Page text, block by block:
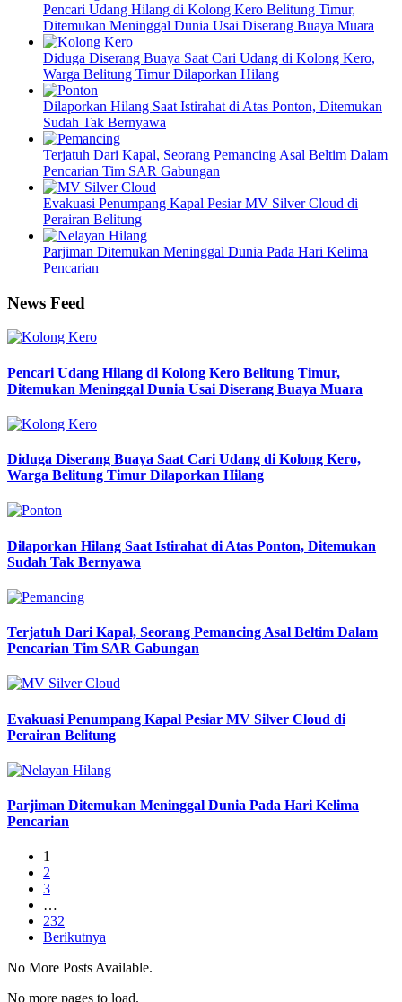
Pencari Udang Hilang di Kolong Kero Belitung Timur,
Ditemukan Meninggal Dunia Usai Diserang Buaya Muara
Diduga Diserang Buaya Saat Cari Udang di Kolong Kero,
Warga Belitung Timur Dilaporkan Hilang
Dilaporkan Hilang Saat Istirahat di Atas Ponton, Ditemukan
Sudah Tak Bernyawa
Terjatuh Dari Kapal, Seorang Pemancing Asal Beltim Dalam
Pencarian Tim SAR Gabungan
Evakuasi Penumpang Kapal Pesiar MV Silver Cloud di
Perairan Belitung
Parjiman Ditemukan Meninggal Dunia Pada Hari Kelima
Pencarian
News Feed
Pencari Udang Hilang di Kolong Kero Belitung Timur,
Ditemukan Meninggal Dunia Usai Diserang Buaya Muara
Diduga Diserang Buaya Saat Cari Udang di Kolong Kero,
Warga Belitung Timur Dilaporkan Hilang
Dilaporkan Hilang Saat Istirahat di Atas Ponton, Ditemukan
Sudah Tak Bernyawa
Terjatuh Dari Kapal, Seorang Pemancing Asal Beltim Dalam
Pencarian Tim SAR Gabungan
Evakuasi Penumpang Kapal Pesiar MV Silver Cloud di
Perairan Belitung
Parjiman Ditemukan Meninggal Dunia Pada Hari Kelima
Pencarian
1
2
3
…
232
Berikutnya
No More Posts Available.
No more pages to load.